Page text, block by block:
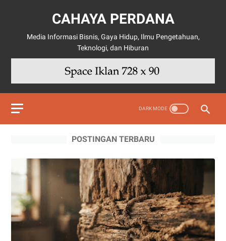
CAHAYA PERDANA
Media Informasi Bisnis, Gaya Hidup, Ilmu Pengetahuan,
Teknologi, dan Hiburan
POSTINGAN TERBARU